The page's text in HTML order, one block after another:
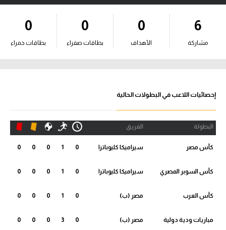
آراء حرة
ركن الألعاب
الدوري المصري
الدوري الإنجليزي الممتاز
6
مشاركة
0
الأهداف
0
بطاقات صفراء
0
بطاقات حمراء
إحصائيات اللاعب في البطولات الحالية
البطولة الفريق
كأس مصر سيراميكا كليوباترا 0
1
0
0
0
كأس السوبر المصري سيراميكا كليوباترا 0
1
0
0
0
كأس العرب مصر (ب) 0
1
0
0
0
مباريات ودية دولية مصر (ب) 0
3
0
0
0